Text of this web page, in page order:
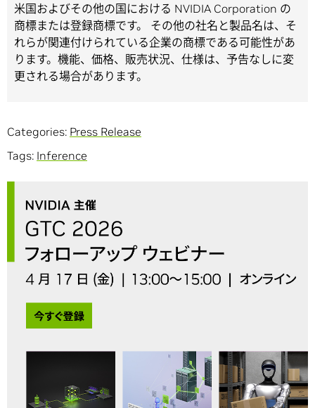
米国およびその他の国における NVIDIA Corporation の
商標または登録商標です。 その他の社名と製品名は、そ
れらが関連付けられている企業の商標である可能性があ
ります。機能、価格、販売状況、仕様は、予告なしに変
更される場合があります。
Categories: Press Release
Tags: Inference